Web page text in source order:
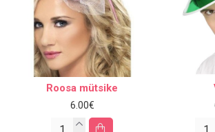
Roosa mütsike
6.00€